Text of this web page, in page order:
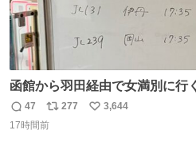
函館から羽田経由で女満別に行
返
信
47
リ
ポ
277
い
3,644
17時間前